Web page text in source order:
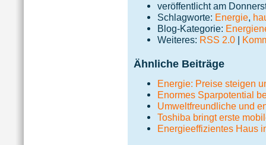
veröffentlicht am
Schlagworte: Energie,
Blog-Kategorie:
Weiteres: RSS 2.0 |
Ähnliche Beiträge
Energie: Preise steigen
Enormes Sparpotential
Umweltfreundliche und
Toshiba bringt erste
Energieeffizientes Haus